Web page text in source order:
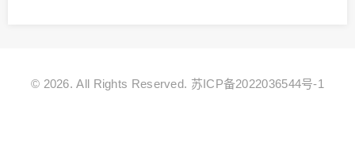
© 2026. All Rights Reserved. 苏ICP备2022036544号-1